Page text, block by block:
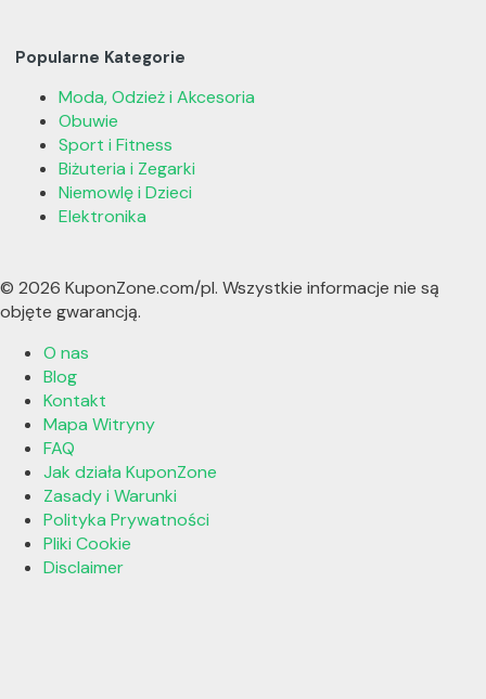
Popularne Kategorie
Moda, Odzież i Akcesoria
Obuwie
Sport i Fitness
Biżuteria i Zegarki
Niemowlę i Dzieci
Elektronika
© 2026 KuponZone.com/pl. Wszystkie informacje nie są
objęte gwarancją.
O nas
Blog
Kontakt
Mapa Witryny
FAQ
Jak działa KuponZone
Zasady i Warunki
Polityka Prywatności
Pliki Cookie
Disclaimer